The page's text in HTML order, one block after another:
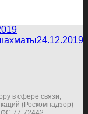
24.12.2019
в сфере связи,
(Роскомнадзор)